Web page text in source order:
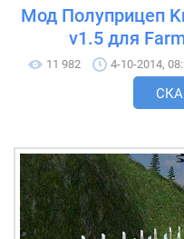
Мод Полуприцеп
v1.5 для
11 982 4-10-2014,